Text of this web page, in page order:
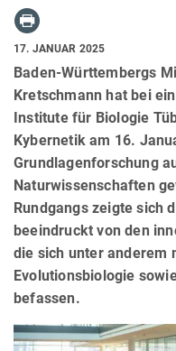
17. JANUAR 2025
Baden-Württembergs
Kretschmann hat bei
Institute für Biologie
Kybernetik am 16.
Grundlagenforschung
Naturwissenschaften
Rundgangs zeigte sich
beeindruckt von den
die sich unter anderem
Evolutionsbiologie
befassen.